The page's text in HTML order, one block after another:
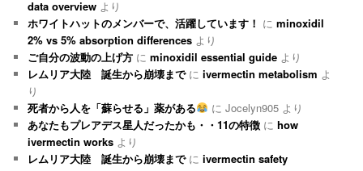
data overview より
ホワイトハットのメンバーで、活躍しています！ にminoxidil
2% vs 5% absorption differences より
ご自分の波動の上げ方 にminoxidil essential guide より
レムリア大陸 誕生から崩壊までにivermectin metabolism よ
り
死者から人を「蘇らせる」薬がある
に Jocelyn905より
あなたもプレアデス星人だったかも・・11の特徴 にhow
ivermectin works より
レムリア大陸 誕生から崩壊までにivermectin safety